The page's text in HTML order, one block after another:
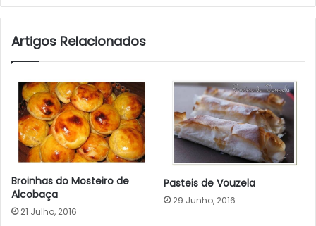
Artigos Relacionados
Broinhas do Mosteiro de
Alcobaça
21 Julho, 2016
Pasteis de Vouzela
29 Junho, 2016